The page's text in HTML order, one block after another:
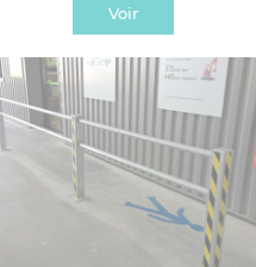
Voir